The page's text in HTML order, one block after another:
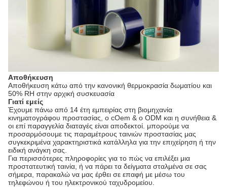
Αποθήκευση
Αποθήκευση κάτω από την κανονική θερμοκρασία δωματίου και
50% RH στην αρχική συσκευασία
Γιατί εμείς
Έχουμε πάνω από 14 έτη εμπειρίας στη βιομηχανία
κινηματογράφου προστασίας, ο cOem & ο ODM και η συνήθεια &
οι επί παραγγελία διαταγές είναι αποδεκτοί. μπορούμε να
προσαρμόσουμε τις παραμέτρους ταινιών προστασίας μας
συγκεκριμένα χαρακτηριστικά κατάλληλα για την επιχείρηση ή την
ειδική ανάγκη σας.
Για περισσότερες πληροφορίες για το πώς να επιλέξει μια
προστατευτική ταινία, ή να πάρει τα δείγματα σταλμένα σε σας
σήμερα, παρακαλώ να μας έρθει σε επαφή με μέσω του
τηλεφώνου ή του ηλεκτρονικού ταχυδρομείου.